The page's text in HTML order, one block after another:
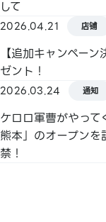
して
2026.04.21 店铺
【追加キャンペー
ゼント！
2026.03.24 通知
ケロロ軍曹がやって
熊本」のオープン
禁！